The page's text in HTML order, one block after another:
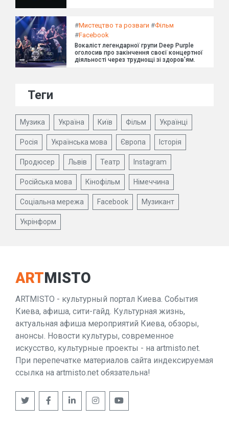
#Мистецтво та розваги #Фільм
#Facebook
Вокаліст легендарної групи Deep Purple
оголосив про закінчення своєї концертної
діяльності через труднощі зі здоров'ям.
Теги
Музика Україна Київ Фільм Українці
Росія Українська мова Європа Історія
Продюсер Львів Театр Instagram
Російська мова Кінофільм Німеччина
Соціальна мережа Facebook Музикант
Укрінформ
ARTMISTO
ARTMISTO - культурный портал Киева. События
Киева, афиша, сити-гайд. Культурная жизнь,
актуальная афиша мероприятий Киева, обзоры,
анонсы. Новости культуры, современное
искусство, культурные проекты - на artmisto.net.
При перепечатке материалов сайта индексируемая
ссылка на artmisto.net обязательна!